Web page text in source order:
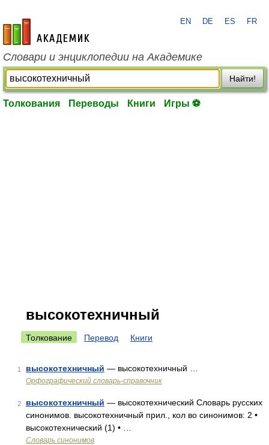
academic.ru
EN DE ES FR
Словари и энциклопедии на Академике
Найти!
Толкования Переводы Книги Игры ⚽
высокотехничный
Толкование Перевод Книги
1 высокотехничный — высокотехничный …
Орфографический словарь-справочник
2 высокотехничный — высокотехнический Словарь русских
синонимов. высокотехничный прил., кол во синонимов: 2 •
высокотехнический (1) • …
Словарь синонимов